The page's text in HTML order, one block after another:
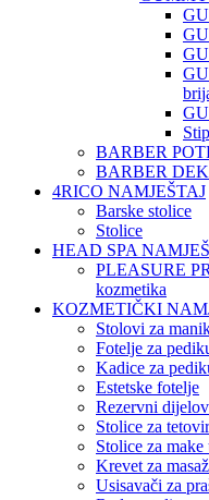
BARBER
BARBER
4RICO NAMJEŠTAJ
Barske stolice
Stolice
HEAD SPA
PLEASURE
kozmetika
KOZMETIČKI
Stolovi za
Fotelje za
Kadice za
Estetske fotelje
Rezervni
Stolice za
Stolice za make
Krevet za
Usisavači za